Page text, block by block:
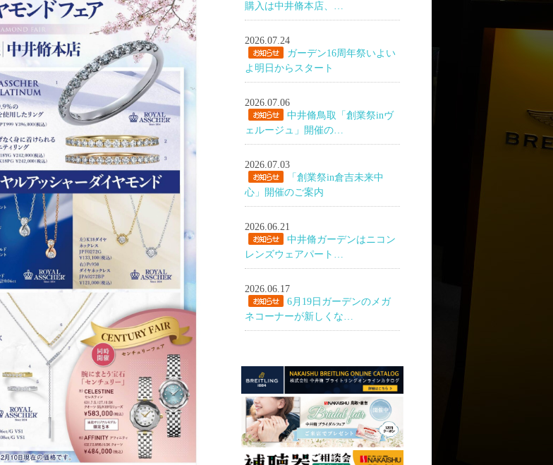
購入は中井脩本店、…
2026.07.24
ガーデン16周年祭いよい
よ明日からスタート
2026.07.06
中井脩鳥取「創業祭inヴ
ェルージュ」開催の…
2026.07.03
「創業祭in倉吉未来中
心」開催のご案内
2026.06.21
中井脩ガーデンはニコン
レンズウェアパート…
2026.06.17
6月19日ガーデンのメガ
ネコーナーが新しくな…